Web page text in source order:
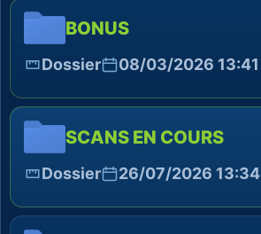
BONUS
Dossier 08/03/2026 13:41
SCANS EN COURS
Dossier 26/07/2026 13:34